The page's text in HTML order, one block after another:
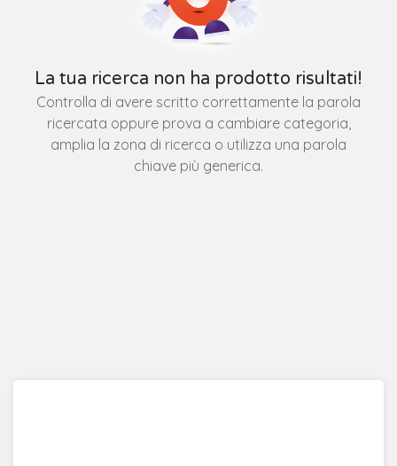
La tua ricerca non ha prodotto risultati!
Controlla di avere scritto correttamente la parola
ricercata oppure prova a cambiare categoria,
amplia la zona di ricerca o utilizza una parola
chiave più generica.